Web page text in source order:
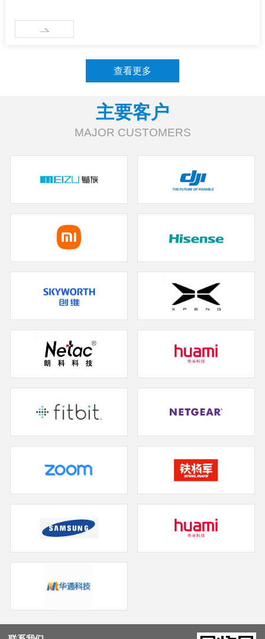
查看更多
主要客户
MAJOR CUSTOMERS